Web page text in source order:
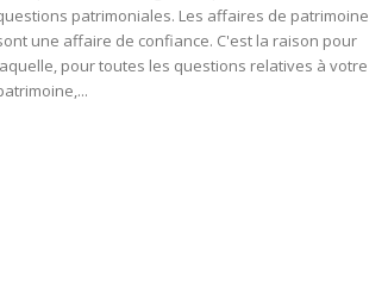
patrimoniales. Les affaires de patrimoine
une affaire de confiance. C'est la raison pour
pour toutes les questions relatives à votre